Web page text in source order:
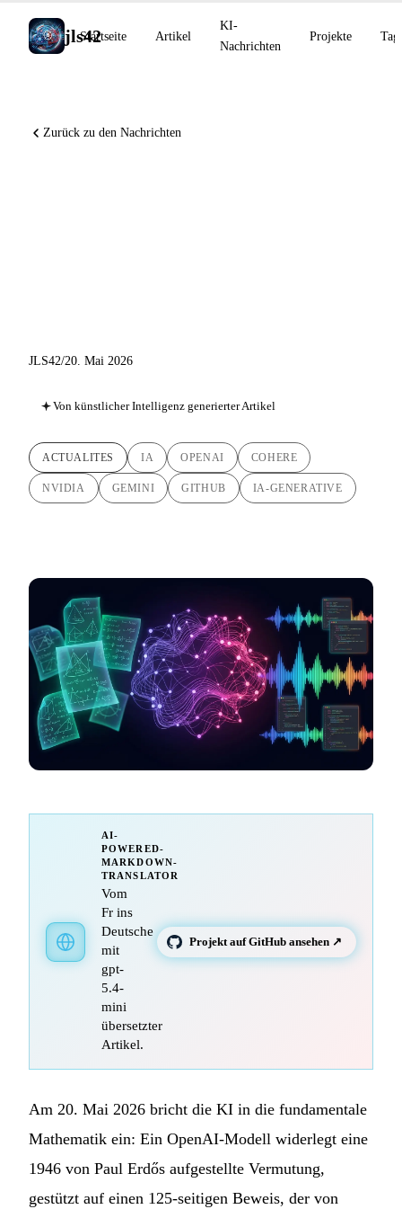
jls42
Startseite Artikel
KI-
Nachrichten
Projekte
Zurück zu den Nachrichten
JLS42/20. Mai 2026
Von künstlicher Intelligenz generierter Artikel
ACTUALITES IA OPENAI COHERE
NVIDIA GEMINI GITHUB IA-GENERATIVE
AI-
POWERED-
MARKDOWN-
TRANSLATOR
Vom
Fr ins
Deutsche
mit
gpt-
5.4-
mini
übersetzter
Artikel.
Projekt auf GitHub ansehen ↗
Am 20. Mai 2026 bricht die KI in die fundamentale
Mathematik ein: Ein OpenAI-Modell widerlegt eine
1946 von Paul Erdős aufgestellte Vermutung,
gestützt auf einen 125-seitigen Beweis, der von